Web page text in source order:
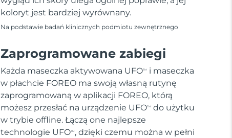
koloryt jest bardziej wyrównany.
Na podstawie badań klinicznych podmiotu zewnętrznego
Zaprogramowane zabiegi
Każda maseczka aktywowana UFOTM
i maseczka
w płachcie FOREO ma swoją własną rutynę
zaprogramowaną w aplikacji FOREO, którą
możesz przesłać na urządzenie UFOTM
do użytku
w trybie offline. Łączą one najlepsze
technologie UFOTM , dzięki czemu można w pełni